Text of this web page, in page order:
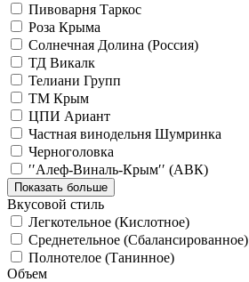
Пивоварня Таркос
Роза Крыма
Солнечная Долина (Россия)
ТД Викалк
Телиани Групп
ТМ Крым
ЦПИ Ариант
Частная винодельня Шумринка
Черноголовка
′′Алеф-Виналь-Крым′′ (АВК)
Показать больше
Вкусовой стиль
Легкотельное (Кислотное)
Среднетельное (Сбалансированное)
Полнотелое (Танинное)
Объем